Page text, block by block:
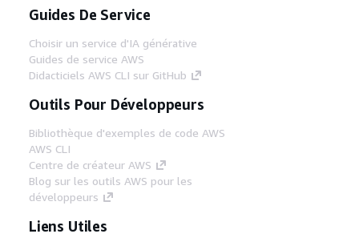
Guides De Service
Choisir un service d'IA générative
Guides de service AWS
Didacticiels AWS CLI sur GitHub
Outils Pour Développeurs
Bibliothèque d'exemples de code AWS
AWS CLI
Centre de créateur AWS
Blog sur les outils AWS pour les
développeurs
Liens Utiles